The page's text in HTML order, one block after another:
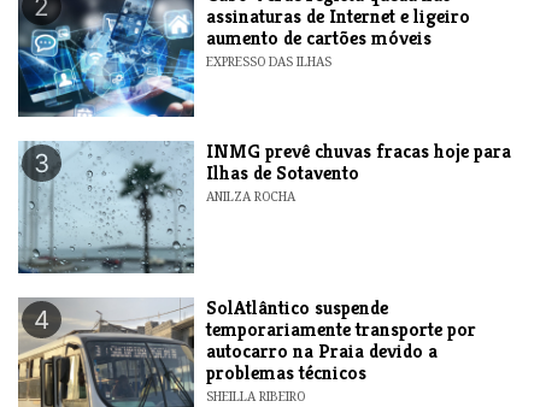
2
assinaturas de Internet e ligeiro
aumento de cartões móveis
EXPRESSO DAS ILHAS
3
INMG prevê chuvas fracas hoje para
Ilhas de Sotavento
ANILZA ROCHA
4
SolAtlântico suspende
temporariamente transporte por
autocarro na Praia devido a
problemas técnicos
SHEILLA RIBEIRO